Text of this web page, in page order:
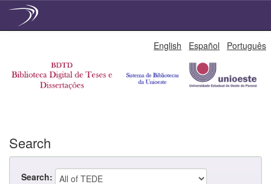
English Español Português
Search
Search: